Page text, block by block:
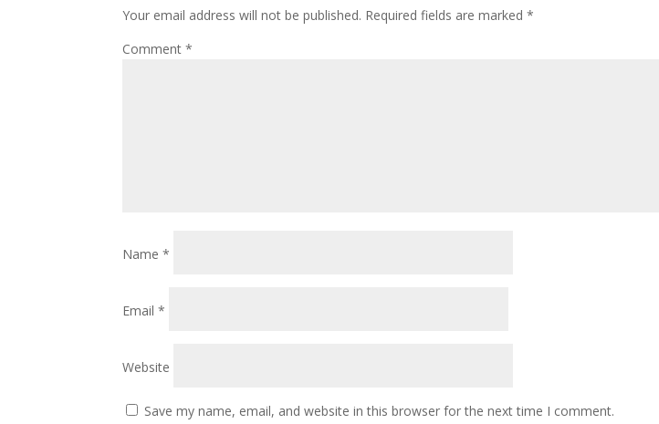
Your email address will not be published. Required fields are marked*
Comment*
Name*
Email*
Website
Save my name, email, and website in this browser for the next time I comment.